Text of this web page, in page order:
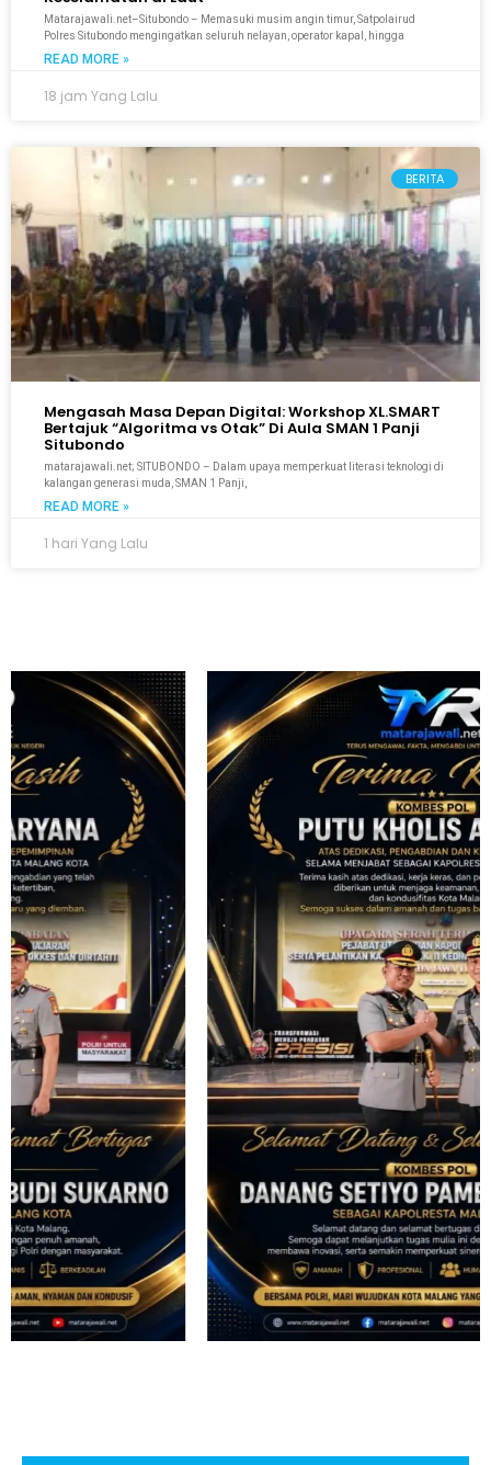
Matarajawali.net–Situbondo – Memasuki musim angin timur, Satpolairud
Polres Situbondo mengingatkan seluruh nelayan, operator kapal, hingga
READ MORE »
18 jam Yang Lalu
BERITA
Mengasah Masa Depan Digital: Workshop XL.SMART
Bertajuk “Algoritma vs Otak” Di Aula SMAN 1 Panji
Situbondo
matarajawali.net; SITUBONDO – Dalam upaya memperkuat literasi teknologi di
kalangan generasi muda, SMAN 1 Panji,
READ MORE »
1 hari Yang Lalu